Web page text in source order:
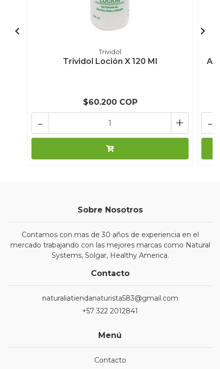
Trividol
Trividol Loción X 120 Ml
$60.200 COP
+
- -
Sobre Nosotros
Contamos con mas de 30 años de experiencia en el
mercado trabajando con las mejores marcas como Natural
Systems, Solgar, Healthy America.
Contacto
naturaliatiendanaturista583@gmail.com
+57 322 2012841
Menú
Contacto